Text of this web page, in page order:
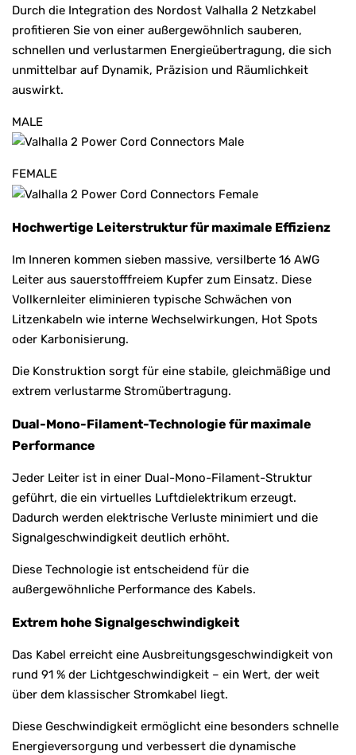
Durch die Integration des Nordost Valhalla 2 Netzkabel
profitieren Sie von einer außergewöhnlich sauberen,
schnellen und verlustarmen Energieübertragung, die sich
unmittelbar auf Dynamik, Präzision und Räumlichkeit
auswirkt.
MALE
FEMALE
Hochwertige Leiterstruktur für maximale Effizienz
Im Inneren kommen sieben massive, versilberte 16 AWG
Leiter aus sauerstofffreiem Kupfer zum Einsatz. Diese
Vollkernleiter eliminieren typische Schwächen von
Litzenkabeln wie interne Wechselwirkungen, Hot Spots
oder Karbonisierung.
Die Konstruktion sorgt für eine stabile, gleichmäßige und
extrem verlustarme Stromübertragung.
Dual-Mono-Filament-Technologie für maximale
Performance
Jeder Leiter ist in einer Dual-Mono-Filament-Struktur
geführt, die ein virtuelles Luftdielektrikum erzeugt.
Dadurch werden elektrische Verluste minimiert und die
Signalgeschwindigkeit deutlich erhöht.
Diese Technologie ist entscheidend für die
außergewöhnliche Performance des Kabels.
Extrem hohe Signalgeschwindigkeit
Das Kabel erreicht eine Ausbreitungsgeschwindigkeit von
rund 91 % der Lichtgeschwindigkeit – ein Wert, der weit
über dem klassischer Stromkabel liegt.
Diese Geschwindigkeit ermöglicht eine besonders schnelle
Energieversorgung und verbessert die dynamische